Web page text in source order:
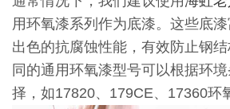
用环氧漆系列作为底漆。这些底
出色的抗腐蚀性能，有效防止钢
同的通用环氧漆型号可以根据环
择，如17820、179CE、17360环